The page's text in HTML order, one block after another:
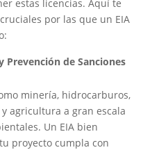
estas licencias. Aquí te
por las que un EIA
Prevención de Sanciones
minería, hidrocarburos,
agricultura a gran escala
Un EIA bien
proyecto cumpla con